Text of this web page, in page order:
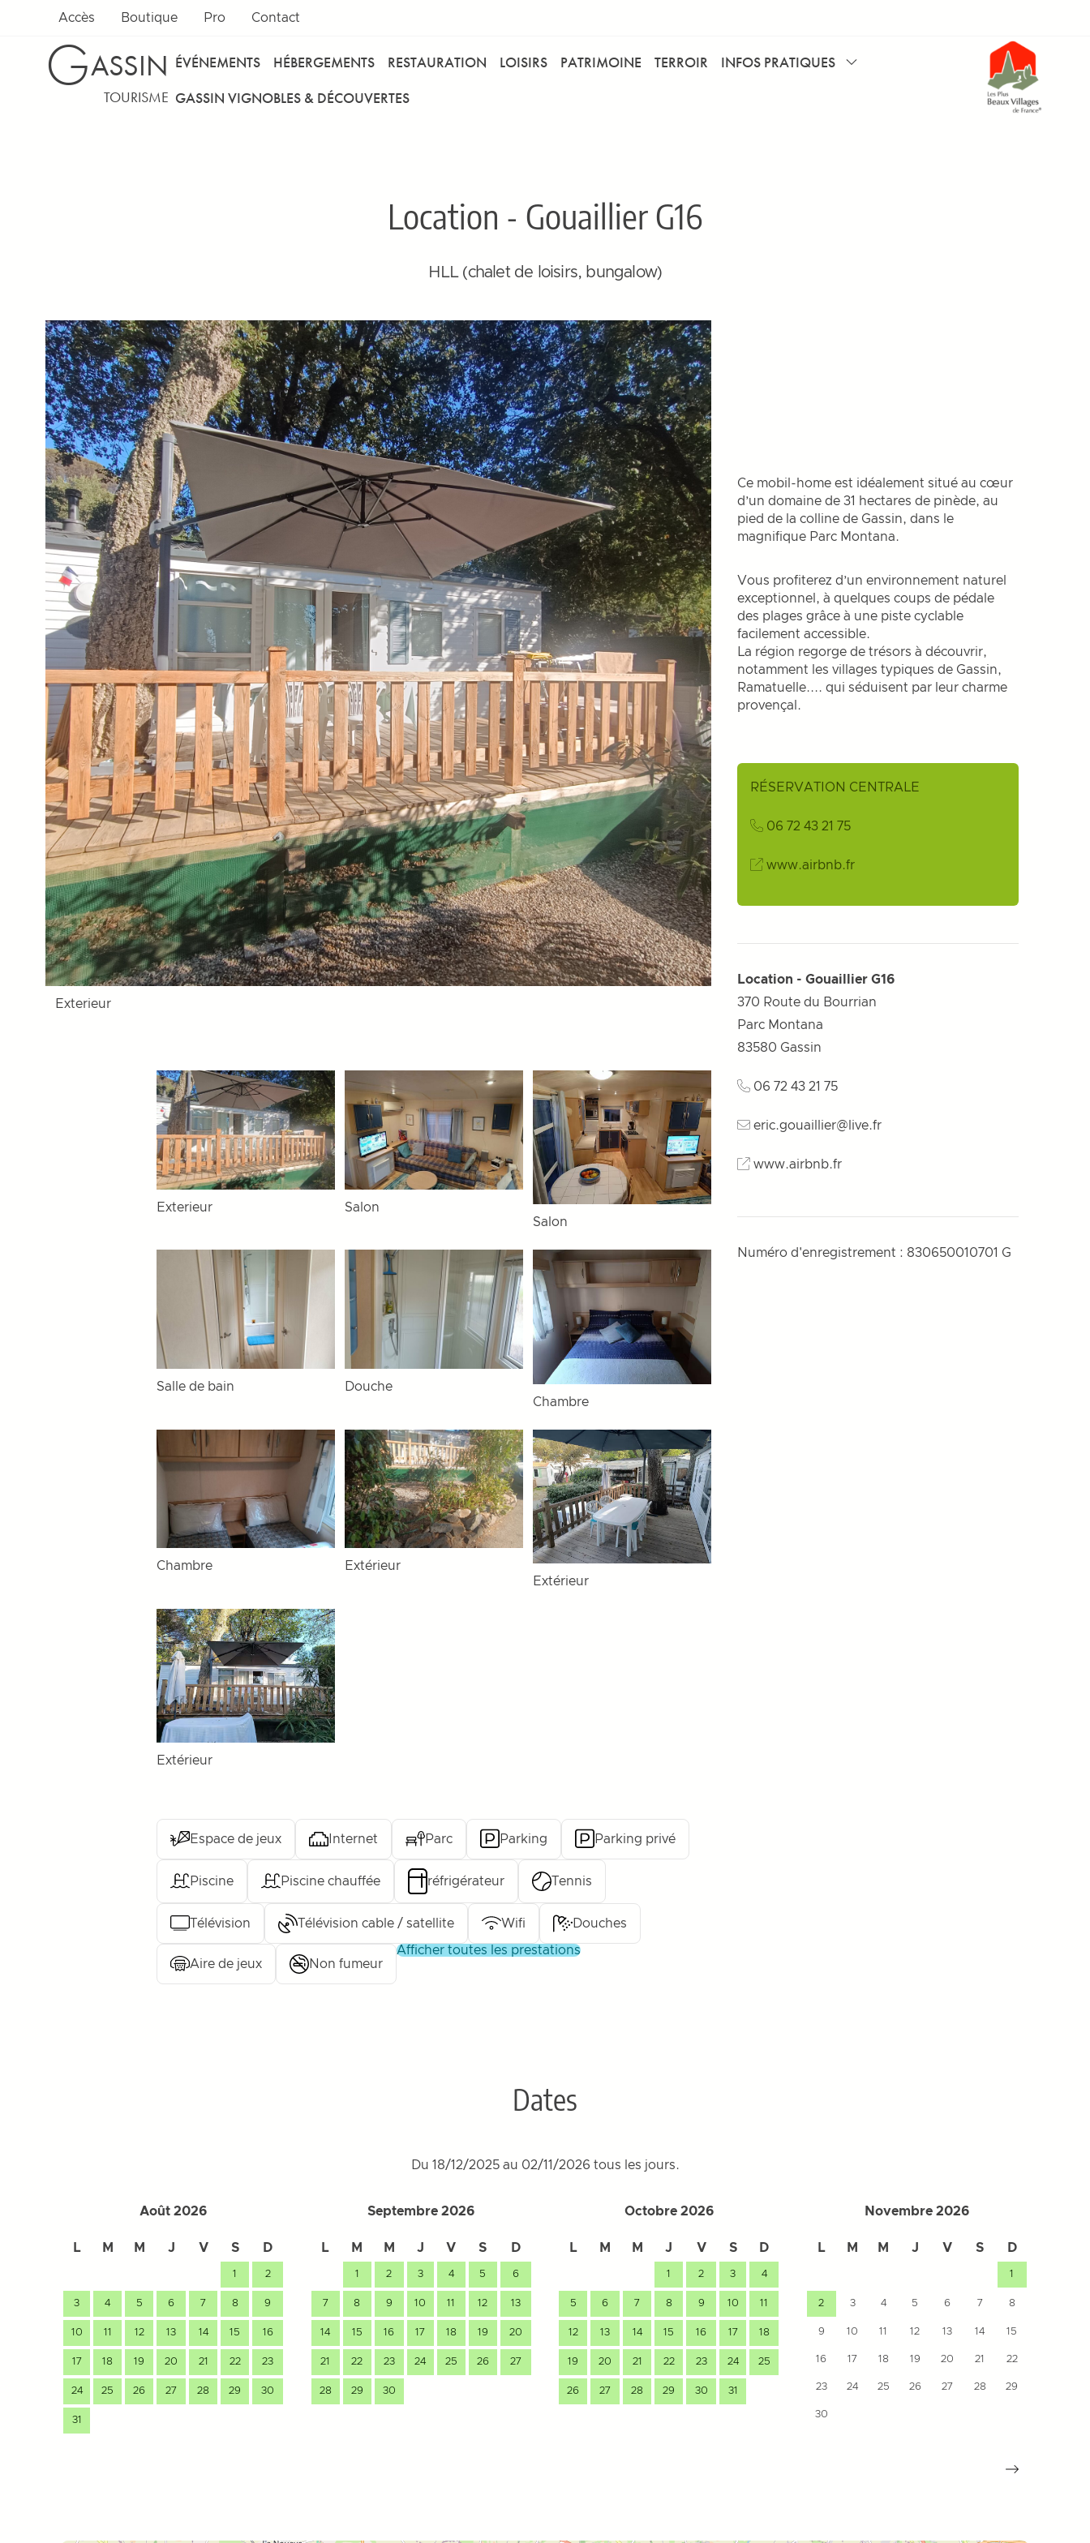
Accès Boutique Pro Contact
GASSIN
TOURISME
ÉVÉNEMENTS HÉBERGEMENTS RESTAURATION LOISIRS PATRIMOINE TERROIR
INFOS PRATIQUES
GASSIN VIGNOBLES & DÉCOUVERTES
Location - Gouaillier G16
HLL (chalet de loisirs, bungalow)
Exterieur
Exterieur
Salon
Salon
Salle de bain
Douche
Chambre
Chambre
Extérieur
Extérieur
Extérieur
Espace de jeux Internet Parc Parking Parking privé
Piscine Piscine chauffée réfrigérateur Tennis
Télévision Télévision cable / satellite Wifi Douches
Aire de jeux Non fumeur
afficher toutes les prestations
Ce mobil-home est idéalement situé au cœur
d’un domaine de 31 hectares de pinède, au
pied de la colline de Gassin, dans le
magnifique Parc Montana.
Vous profiterez d’un environnement naturel
exceptionnel, à quelques coups de pédale
des plages grâce à une piste cyclable
facilement accessible.
La région regorge de trésors à découvrir,
notamment les villages typiques de Gassin,
Ramatuelle.... qui séduisent par leur charme
provençal.
RÉSERVATION CENTRALE
06 72 43 21 75
www.airbnb.fr
Location - Gouaillier G16
370 Route du Bourrian
Parc Montana
83580 Gassin
06 72 43 21 75
eric.gouaillier@live.fr
www.airbnb.fr
Numéro d'enregistrement : 830650010701 G
Dates
Du 18/12/2025 au 02/11/2026 tous les jours.
Août 2026
L M M J V S D
1 2
3 4 5 6 7 8 9
10 11 12 13 14 15 16
17 18 19 20 21 22 23
24 25 26 27 28 29 30
31
Septembre 2026
L M M J V S D
1 2 3 4 5 6
7 8 9 10 11 12 13
14 15 16 17 18 19 20
21 22 23 24 25 26 27
28 29 30
Octobre 2026
L M M J V S D
1 2 3 4
5 6 7 8 9 10 11
12 13 14 15 16 17 18
19 20 21 22 23 24 25
26 27 28 29 30 31
Novembre 2026
L M M J V S D
1
2 3 4 5 6 7 8
9 10 11 12 13 14 15
16 17 18 19 20 21 22
23 24 25 26 27 28 29
30